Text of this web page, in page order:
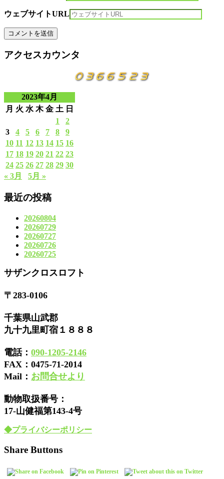
ウェブサイトURL
アクセスカウンタ
2023年4月
月 火 水 木 金 土 日
1
2
3
4 5 6 7 8
9
10 11 12 13 14 15 16
17 18 19 20 21 22 23
24 25 26 27 28 29 30
« 3月
5月 »
最近の投稿
20260804
20260729
20260727
20260726
20260725
サザンクロスロフト
〒283-0106
千葉県山武郡
九十九里町宿１８８８
電話： 090-1205-2146
FAX： 0475-71-2014
Mail： お問合せより
動物取扱番号：
17-山健福第143-4号
◆プライバシーポリシー
Share Buttons